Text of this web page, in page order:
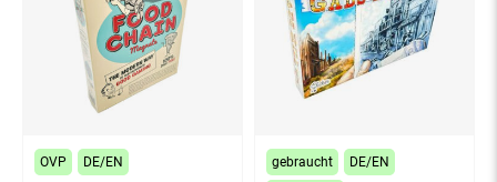
OVP DE/EN gebraucht
DE/EN